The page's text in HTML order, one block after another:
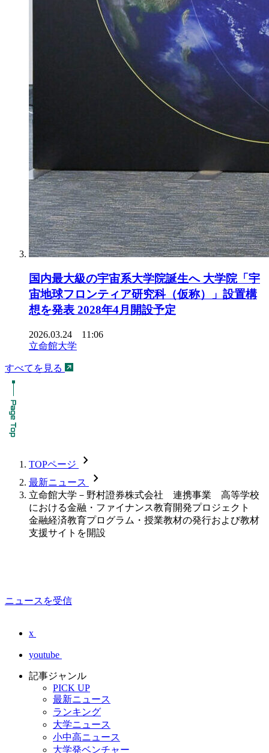
国内最大級の宇宙系大学院誕生へ 大学院「宇
宙地球フロンティア研究科（仮称）」設置構
想を発表 2028年4月開設予定
2026.03.24 11:06
立命館大学
すべてを見る
TOPページ chevron_forward
最新ニュース chevron_forward
立命館大学－野村證券株式会社 連携事業 高等学校
における金融・ファイナンス教育開発プロジェクト
金融経済教育プログラム・授業教材の発行および教材
支援サイトを開設
ニュースを受信
x
youtube
記事ジャンル
PICK UP
最新ニュース
ランキング
大学ニュース
小中高ニュース
大学発ベンチャー